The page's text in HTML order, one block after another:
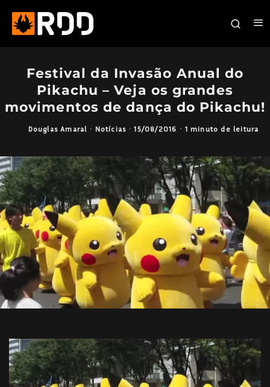
Festival da Invasão Anual do
Pikachu – Veja os grandes
movimentos de dança do Pikachu!
Douglas Amaral · Notícias · 15/08/2016 · 1 minuto de leitura